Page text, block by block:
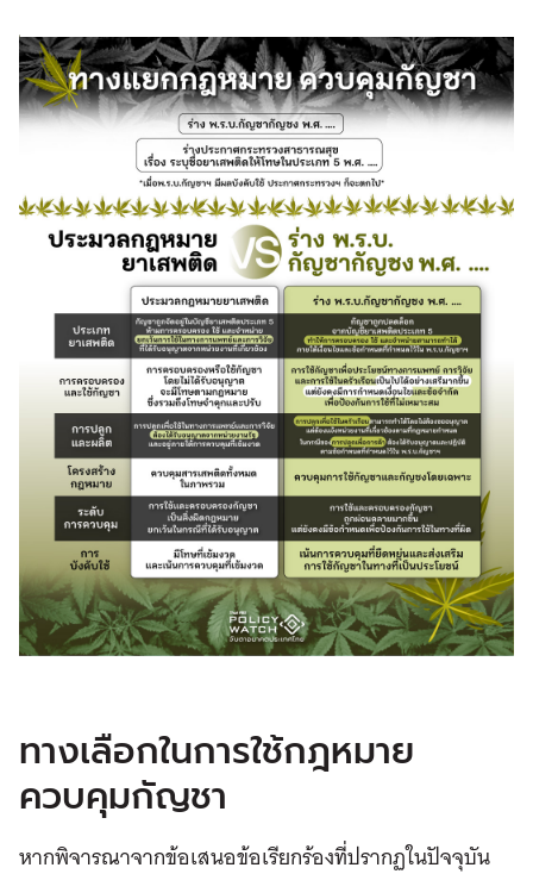
ทางเลือกในการใช้กฎหมาย
ควบคุมกัญชา
หากพิจารณาจากข้อเสนอข้อเรียกร้องที่ปรากฏในปัจจุบัน